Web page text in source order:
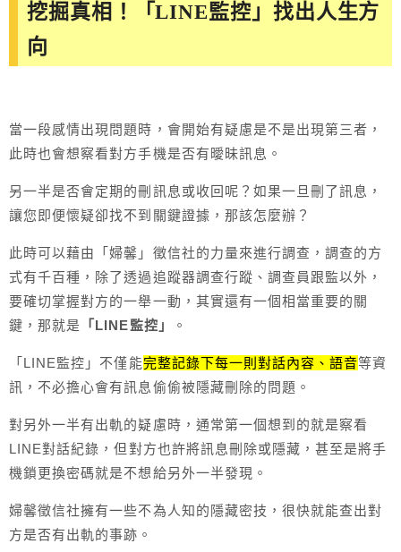
挖掘真相！「LINE監控」找出人生方
向
當一段感情出現問題時，會開始有疑慮是不是出現第三者，
此時也會想察看對方手機是否有曖昧訊息。
另一半是否會定期的刪訊息或收回呢？如果一旦刪了訊息，
讓您即便懷疑卻找不到關鍵證據，那該怎麼辦？
此時可以藉由「婦馨」徵信社的力量來進行調查，調查的方
式有千百種，除了透過追蹤器調查行蹤、調查員跟監以外，
要確切掌握對方的一舉一動，其實還有一個相當重要的關
鍵，那就是 「LINE監控」 。
「LINE監控」不僅能完整記錄下每一則對話內容、語音等資
訊，不必擔心會有訊息偷偷被隱藏刪除的問題。
對另外一半有出軌的疑慮時，通常第一個想到的就是察看
LINE對話紀錄，但對方也許將訊息刪除或隱藏，甚至是將手
機鎖更換密碼就是不想給另外一半發現。
婦馨徵信社擁有一些不為人知的隱藏密技，很快就能查出對
方是否有出軌的事跡。